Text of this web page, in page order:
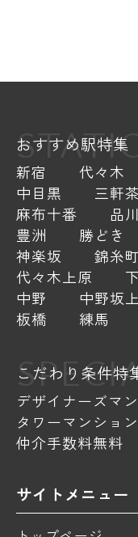
おすすめ駅特集
新宿 代々木
中目黒
三軒
麻布十番
品川
豊洲
勝どき
神楽坂
錦糸町
代々木上原
中野
中野坂上
板橋
練馬
こだわり条件特
デザイナーズマ
タワーマンション
仲介手数料無料
サイトメニュー